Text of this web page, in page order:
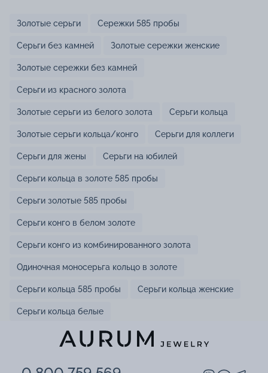
Золотые серьги Сережки 585 пробы
Серьги без камней Золотые сережки женские
Золотые сережки без камней
Серьги из красного золота
Золотые серьги из белого золота Серьги кольца
Золотые серьги кольца/конго Серьги для коллеги
Серьги для жены Серьги на юбилей
Серьги кольца в золоте 585 пробы
Серьги золотые 585 пробы
Серьги конго в белом золоте
Серьги конго из комбинированного золота
Одиночная моносерьга кольцо в золоте
Серьги кольца 585 пробы Серьги кольца женские
Серьги кольца белые